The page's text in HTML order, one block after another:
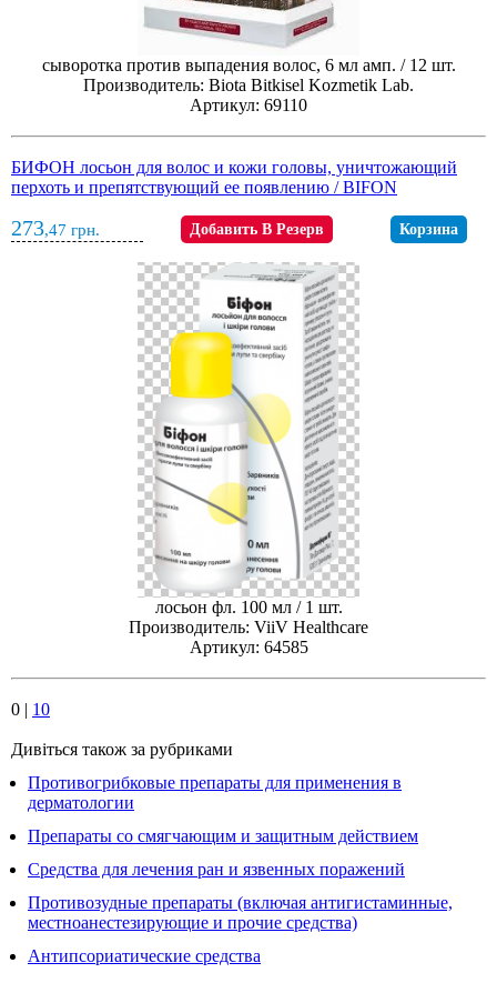
сыворотка против выпадения волос, 6 мл амп. / 12 шт.
Производитель: Biota Bitkisel Kozmetik Lab.
Артикул: 69110
БИФОН лосьон для волос и кожи головы, уничтожающий
перхоть и препятствующий ее появлению / BIFON
273,47 грн. Добавить В Резерв Корзина
лосьон фл. 100 мл / 1 шт.
Производитель: ViiV Healthcare
Артикул: 64585
0 | 10
Дивіться також за рубриками
Противогрибковые препараты для применения в
дерматологии
Препараты со смягчающим и защитным действием
Средства для лечения ран и язвенных поражений
Противозудные препараты (включая антигистаминные,
местноанестезирующие и прочие средства)
Антипсориатические средства